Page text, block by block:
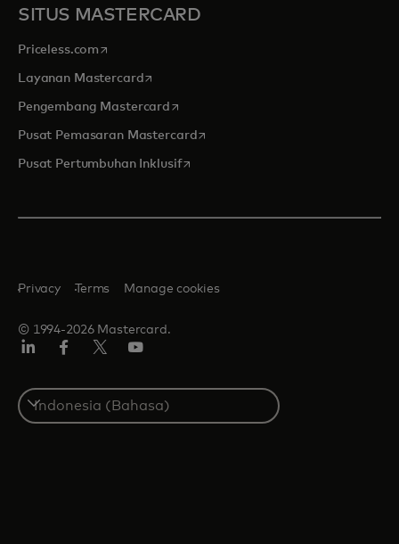
SITUS MASTERCARD
Priceless.com opens in a new tab
Layanan Mastercardopens in a new tab
Pengembang Mastercard opens in a new tab
Pusat Pemasaran Mastercardopens in a new tab
Pusat Pertumbuhan Inklusifopens in a new tab
© 1994-2026 Mastercard.
Privacy Terms Manage cookies
Select
a
country